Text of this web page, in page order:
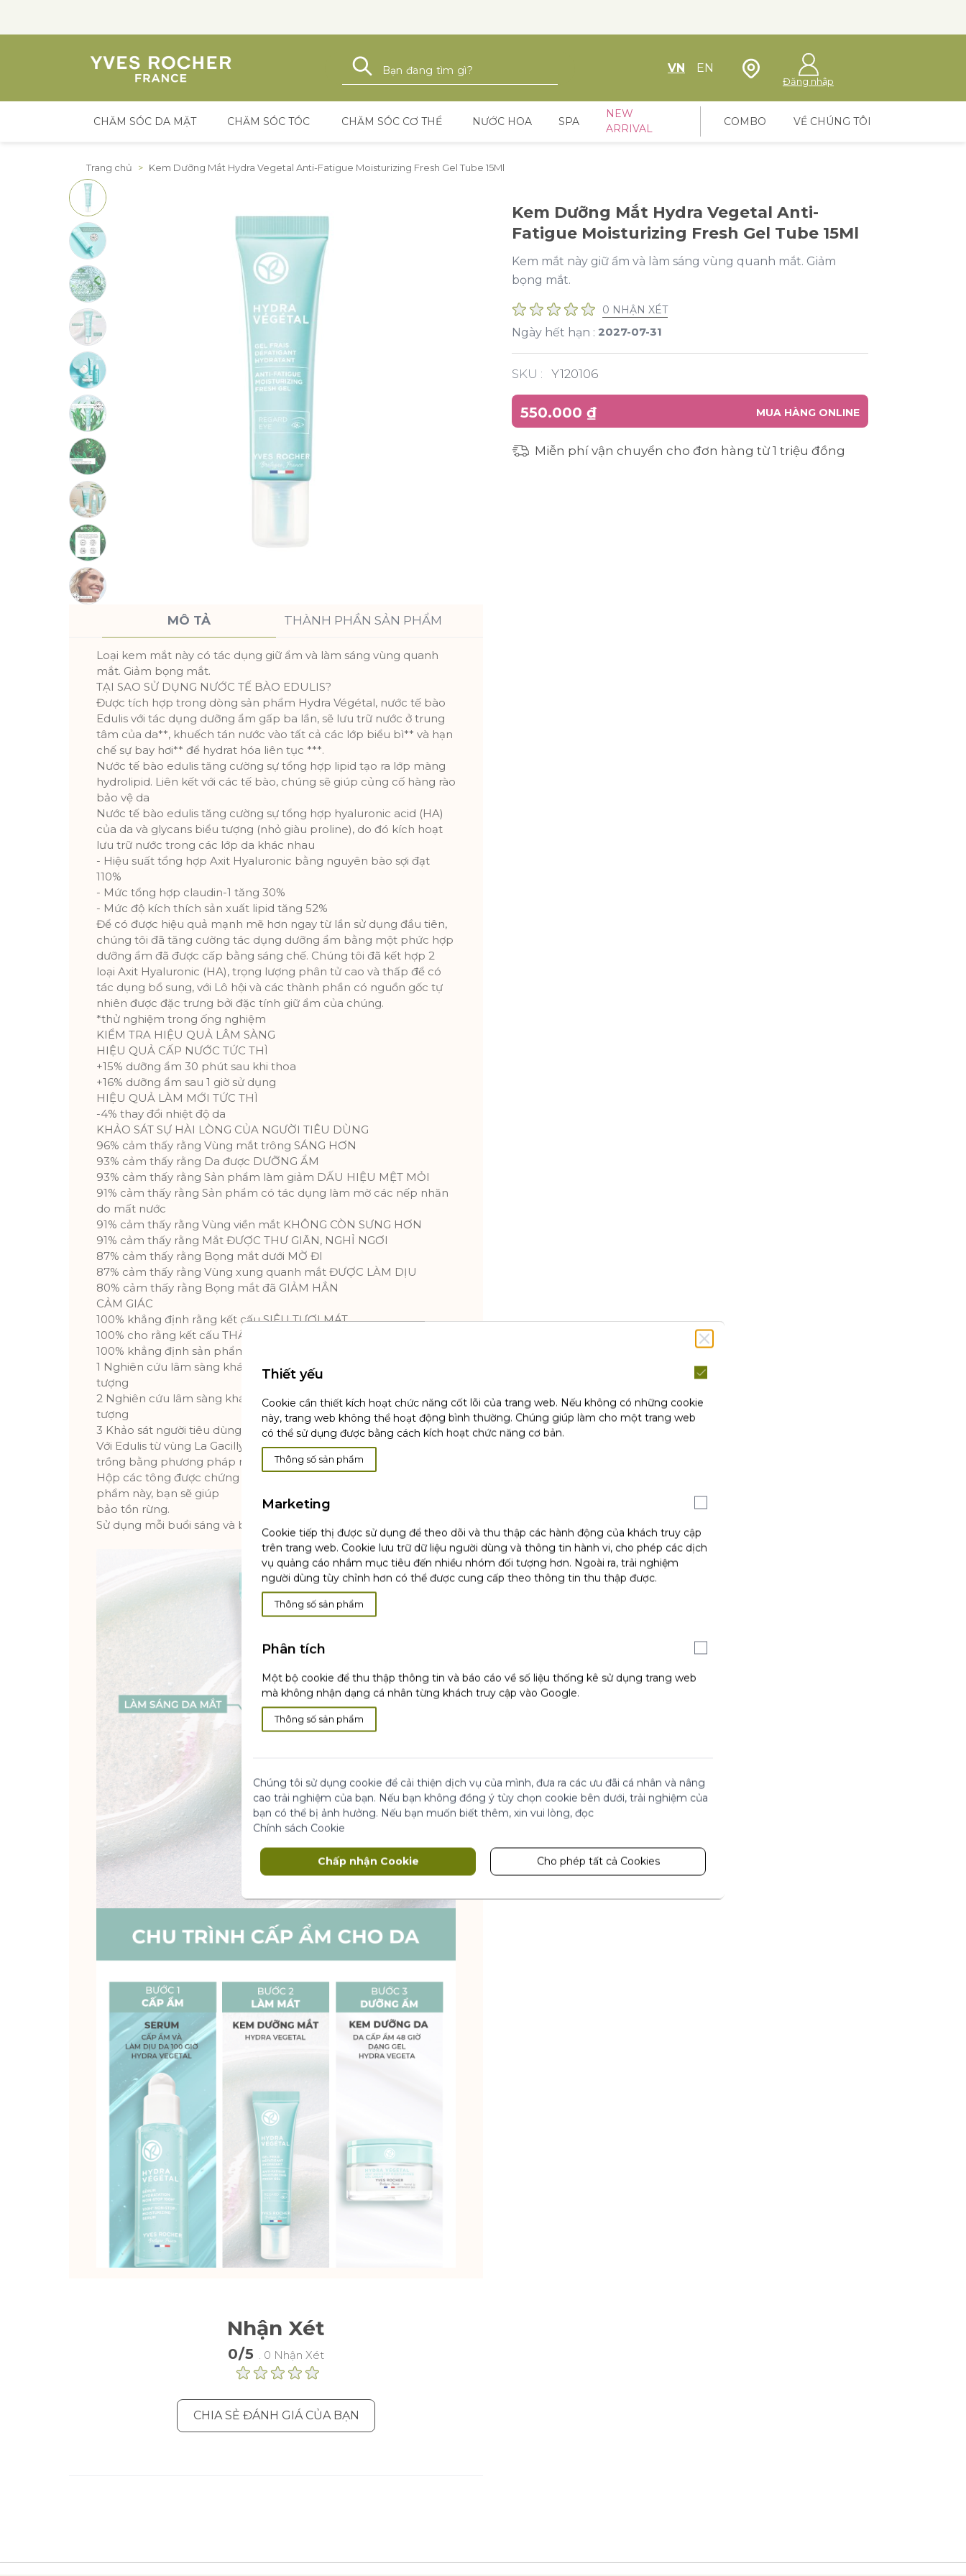
Tìm kiếm VN EN Định vị cửa hàng
Đăng nhập
CHĂM SÓC DA MẶT CHĂM SÓC TÓC CHĂM SÓC CƠ THỂ NƯỚC HOA SPA
NEW
ARRIVAL
COMBO VỀ CHÚNG TÔI
Trang chủ > Kem Dưỡng Mắt Hydra Vegetal Anti-Fatigue Moisturizing Fresh Gel Tube 15Ml
Kem Dưỡng Mắt Hydra Vegetal Anti-
Fatigue Moisturizing Fresh Gel Tube 15Ml
Kem mắt này giữ ẩm và làm sáng vùng quanh mắt. Giảm
bọng mắt.
0 NHẬN XÉT
Ngày hết hạn : 2027-07-31
SKU : Y120106
550.000 ₫ MUA HÀNG ONLINE
Miễn phí vận chuyển cho đơn hàng từ 1 triệu đồng
MÔ TẢ THÀNH PHẦN SẢN PHẨM
Loại kem mắt này có tác dụng giữ ẩm và làm sáng vùng quanh
mắt. Giảm bọng mắt.
TẠI SAO SỬ DỤNG NƯỚC TẾ BÀO EDULIS?
Được tích hợp trong dòng sản phẩm Hydra Végétal, nước tế bào
Edulis với tác dụng dưỡng ẩm gấp ba lần, sẽ lưu trữ nước ở trung
tâm của da**, khuếch tán nước vào tất cả các lớp biểu bì** và hạn
chế sự bay hơi** để hydrat hóa liên tục ***.
Nước tế bào edulis tăng cường sự tổng hợp lipid tạo ra lớp màng
hydrolipid. Liên kết với các tế bào, chúng sẽ giúp củng cố hàng rào
bảo vệ da
Nước tế bào edulis tăng cường sự tổng hợp hyaluronic acid (HA)
của da và glycans biểu tượng (nhỏ giàu proline), do đó kích hoạt
lưu trữ nước trong các lớp da khác nhau
- Hiệu suất tổng hợp Axit Hyaluronic bằng nguyên bào sợi đạt
110%
- Mức tổng hợp claudin-1 tăng 30%
- Mức độ kích thích sản xuất lipid tăng 52%
Để có được hiệu quả mạnh mẽ hơn ngay từ lần sử dụng đầu tiên,
chúng tôi đã tăng cường tác dụng dưỡng ẩm bằng một phức hợp
dưỡng ẩm đã được cấp bằng sáng chế. Chúng tôi đã kết hợp 2
loại Axit Hyaluronic (HA), trọng lượng phân tử cao và thấp để có
tác dụng bổ sung, với Lô hội và các thành phần có nguồn gốc tự
nhiên được đặc trưng bởi đặc tính giữ ẩm của chúng.
*thử nghiệm trong ống nghiệm
KIỂM TRA HIỆU QUẢ LÂM SÀNG
HIỆU QUẢ CẤP NƯỚC TỨC THÌ
+15% dưỡng ẩm 30 phút sau khi thoa
+16% dưỡng ẩm sau 1 giờ sử dụng
HIỆU QUẢ LÀM MỚI TỨC THÌ
-4% thay đổi nhiệt độ da
KHẢO SÁT SỰ HÀI LÒNG CỦA NGƯỜI TIÊU DÙNG
96% cảm thấy rằng Vùng mắt trông SÁNG HƠN
93% cảm thấy rằng Da được DƯỠNG ẨM
93% cảm thấy rằng Sản phẩm làm giảm DẤU HIỆU MỆT MỎI
91% cảm thấy rằng Sản phẩm có tác dụng làm mờ các nếp nhăn
do mất nước
91% cảm thấy rằng Vùng viền mắt KHÔNG CÒN SƯNG HƠN
91% cảm thấy rằng Mắt ĐƯỢC THƯ GIÃN, NGHỈ NGƠI
87% cảm thấy rằng Bọng mắt dưới MỜ ĐI
87% cảm thấy rằng Vùng xung quanh mắt ĐƯỢC LÀM DỊU
80% cảm thấy rằng Bọng mắt đã GIẢM HẲN
CẢM GIÁC
100% khẳng định rằng kết cấu SIÊU TƯƠI MÁT
100% cho rằng kết cấu THẤM DỄ DÀNG
100% khẳng định sản phẩm có TÁC DỤNG LÀM TƯƠI MỚI
1 Nghiên cứu lâm sàng khách quan được thực hiện trên 21 đối
tượng
2 Nghiên cứu lâm sàng khách quan được thực hiện trên 22 đối
tượng
3 Khảo sát người tiêu dùng được thực hiện trên 45 đối tượng
Với Edulis từ vùng La Gacilly được chứng nhận hữu cơ và được
trồng bằng phương pháp nông nghiệp sinh thái.
Hộp các tông được chứng nhận FSC. Bằng cách lựa chọn sản
phẩm này, bạn sẽ giúp
bảo tồn rừng.
Sử dụng mỗi buổi sáng và buổi tối trên vùng viền mắt
Nhận Xét
0/5 . 0 Nhận Xét
CHIA SẺ ĐÁNH GIÁ CỦA BẠN
Thiết yếu
Cookie cần thiết kích hoạt chức năng cốt lõi của trang web. Nếu không có những cookie
này, trang web không thể hoạt động bình thường. Chúng giúp làm cho một trang web
có thể sử dụng được bằng cách kích hoạt chức năng cơ bản.
Thông số sản phẩm
Marketing
Cookie tiếp thị được sử dụng để theo dõi và thu thập các hành động của khách truy cập
trên trang web. Cookie lưu trữ dữ liệu người dùng và thông tin hành vi, cho phép các dịch
vụ quảng cáo nhắm mục tiêu đến nhiều nhóm đối tượng hơn. Ngoài ra, trải nghiệm
người dùng tùy chỉnh hơn có thể được cung cấp theo thông tin thu thập được.
Thông số sản phẩm
Phân tích
Một bộ cookie để thu thập thông tin và báo cáo về số liệu thống kê sử dụng trang web
mà không nhận dạng cá nhân từng khách truy cập vào Google.
Thông số sản phẩm
Chúng tôi sử dụng cookie để cải thiện dịch vụ của mình, đưa ra các ưu đãi cá nhân và nâng
cao trải nghiệm của bạn. Nếu bạn không đồng ý tùy chọn cookie bên dưới, trải nghiệm của
bạn có thể bị ảnh hưởng. Nếu bạn muốn biết thêm, xin vui lòng, đọc
Chính sách Cookie
Chấp nhận Cookie Cho phép tất cả Cookies